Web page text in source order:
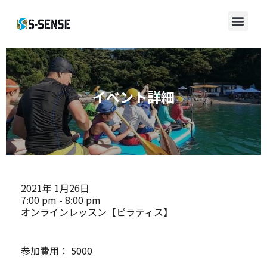
イベント詳細
2021年 1月26日
7:00 pm - 8:00 pm
オンラインレッスン【ピラティス】
参加費用： 5000